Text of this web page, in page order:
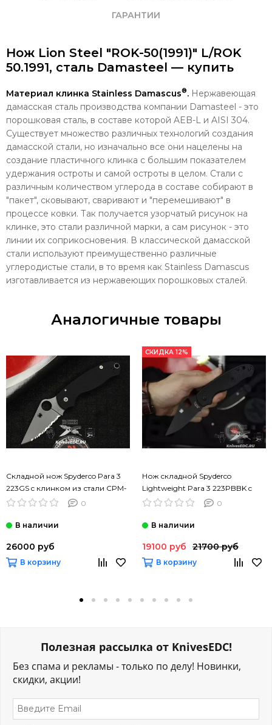
ГАРАНТИИ
Нож Lion Steel "ROK-50(1991)" L/ROK
50.1991, сталь Damasteel — купить
Материал клинка Stainless Damascus®. Нержавеющая
дамасская сталь производства компании Damasteel - это
порошковая сталь, в составе которой AEB-L и AISI 304.
Существует множество различных технологий создания
дамасской стали, но изначально все они нацелены на
создание пластичного клинка с большим показателем
удержания остроты и самой остроты в целом. Стали с
различным количеством углерода в составе собирают в
"пакет", сковывают, сваривают и "перемешивают" в
процессе ковки. Так получается узорчатый рисунок на
клинке, это стали различной марки, а сам рисунок - это
линии их соприкосновения. В классической дамасской
стали используют преимущественно различные
углеродистые стали, в то время как Stainless Damascus
изготавливается из нержавеющих порошковых сталей.
Аналогичные товары
Складной нож Spyderco Para 3
223GS c клинком из стали CPM-
S45VN, рукоять G10 0
26000 руб
В корзину
СКИДКА 12%
Нож складной Spyderco
Lightweight Para 3 223PBBK c
клинком из стали CTS-BD1,
0
19100 руб 21700 руб
В корзину
Полезная рассылка от KnivesEDC!
Без спама и рекламы - только по делу! Новинки,
скидки, акции!